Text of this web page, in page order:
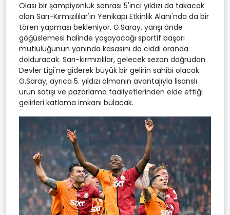
Olası bir şampiyonluk sonrası 5'inci yıldızı da takacak
olan Sarı-Kırmızılılar'ın Yenikapı Etkinlik Alanı'nda da bir
tören yapması bekleniyor. G.Saray, yarışı önde
göğüslemesi halinde yaşayacağı sportif başarı
mutluluğunun yanında kasasını da ciddi oranda
dolduracak. Sarı-kırmızılılar, gelecek sezon doğrudan
Devler Ligi'ne giderek büyük bir gelirin sahibi olacak.
G.Saray, ayrıca 5. yıldızı almanın avantajıyla lisanslı
ürün satışı ve pazarlama faaliyetlerinden elde ettiği
gelirleri katlama imkanı bulacak.